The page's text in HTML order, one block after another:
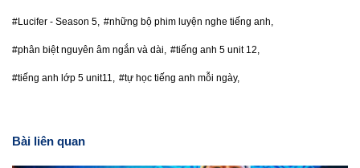
#Lucifer - Season 5, #những bộ phim luyện nghe tiếng anh,
#phân biệt nguyên âm ngắn và dài, #tiếng anh 5 unit 12,
#tiếng anh lớp 5 unit11, #tự học tiếng anh mỗi ngày,
Bài liên quan